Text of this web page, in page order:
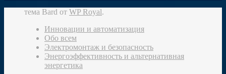
тема Bard от WP Royal.
Инновации и автоматизация
Обо всем
Электромонтаж и безопасность
Энергоэффективность и альтернативная
энергетика